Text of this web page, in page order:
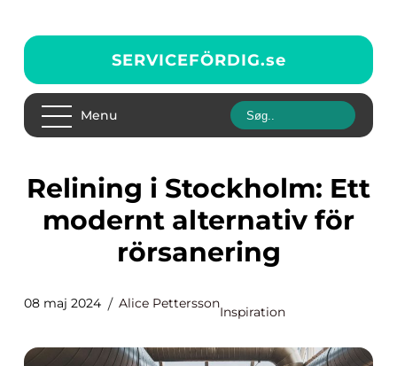
SERVICEFÖRDIG.se
Menu
Relining i Stockholm: Ett
modernt alternativ för
rörsanering
08 maj 2024 Alice Pettersson
Inspiration